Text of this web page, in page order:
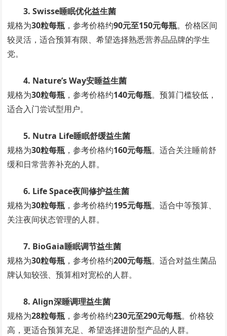
3. Swisse睡眠优化益生菌
规格为30粒每瓶 ，参考价格约90元至150元每瓶。价格区间
较灵活，适合预算有限、希望选择熟悉营养品品牌的学生
党。
4. Nature’s Way安睡益生菌
规格为30粒每瓶 ，参考价格约140元每瓶。预算门槛较低，
适合入门尝试型用户。
5. Nutra Life睡眠舒缓益生菌
规格为30粒每瓶 ，参考价格约160元每瓶。适合关注睡前舒
缓和日常营养补充的人群。
6. Life Space夜间修护益生菌
规格为30粒每瓶 ，参考价格约195元每瓶。适合中等预算、
关注夜间状态管理的人群。
7. BioGaia睡眠调节益生菌
规格为30粒每瓶 ，参考价格约200元每瓶。适合对益生菌品
牌认知较强、预算相对宽松的人群。
8. Align深睡调理益生菌
规格为28粒每瓶 ，参考价格约230元至290元每瓶。价格较
高，更适合预算充足、希望选择进阶型产品的人群。